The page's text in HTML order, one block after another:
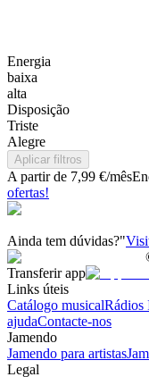
Energia
baixa
alta
Disposição
Triste
Alegre
Aplicar filtros
A partir de 7,99 €/mês
ofertas!
Ainda tem dúvidas?"
Transferir app
Links úteis
Catálogo musicalRádios
ajudaContacte-nos
Jamendo
Jamendo para artistas
Legal